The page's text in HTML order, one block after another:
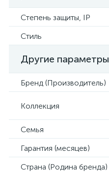
Степень защиты, IP
Стиль
Другие параметры
Бренд (Производитель)
Коллекция
Семья
Гарантия (месяцев)
Страна (Родина бренда)